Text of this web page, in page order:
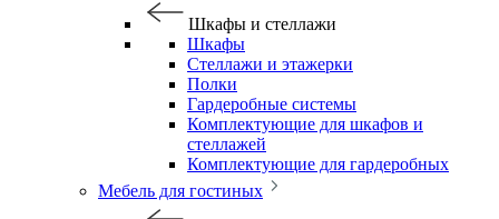
Шкафы и стеллажи
Шкафы
Стеллажи и этажерки
Полки
Гардеробные системы
Комплектующие для шкафов и
стеллажей
Комплектующие для гардеробных
Мебель для гостиных